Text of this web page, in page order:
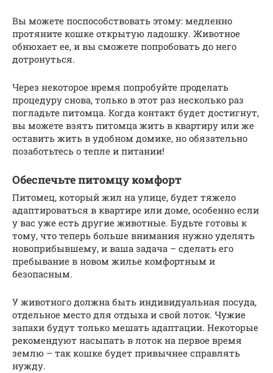
Вы можете поспособствовать этому: медленно
протяните кошке открытую ладошку. Животное
обнюхает ее, и вы сможете попробовать до него
дотронуться.
Через некоторое время попробуйте проделать
процедуру снова, только в этот раз несколько раз
погладьте питомца. Когда контакт будет достигнут,
вы можете взять питомца жить в квартиру или же
оставить жить в удобном домике, но обязательно
позаботьтесь о тепле и питании!
Обеспечьте питомцу комфорт
Питомец, который жил на улице, будет тяжело
адаптироваться в квартире или доме, особенно если
у вас уже есть другие животные. Будьте готовы к
тому, что теперь больше внимания нужно уделять
новоприбывшему, и ваша задача – сделать его
пребывание в новом жилье комфортным и
безопасным.
У животного должна быть индивидуальная посуда,
отдельное место для отдыха и свой лоток. Чужие
запахи будут только мешать адаптации. Некоторые
рекомендуют насыпать в лоток на первое время
землю – так кошке будет привычнее справлять
нужду.